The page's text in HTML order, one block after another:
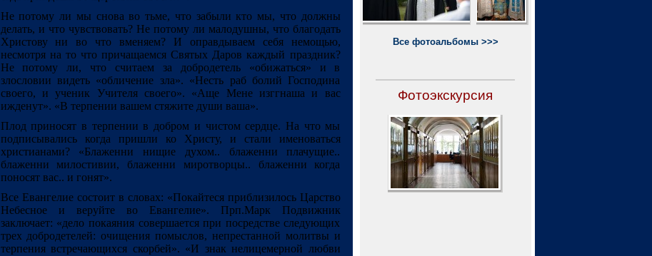
Не потому ли мы снова во тьме, что забыли кто мы, что должны
делать, и что чувствовать? Не потому ли малодушны, что благодать
Христову ни во что вменяем? И оправдываем себя немощью,
несмотря на то что причащаемся Святых Даров каждый праздник?
Не потому ли, что считаем за добродетель «обижаться» и в
злословии видеть «обличение зла». «Несть раб болий Господина
своего, и ученик Учителя своего». «Аще Мене изггнаша и вас
ижденут». «В терпении вашем стяжите души ваша».
Плод приносят в терпении в добром и чистом сердце. На что мы
подписывались когда пришли ко Христу, и стали именоваться
христианами? «Блаженни нищие духом.. блаженни плачущие..
блаженни милостивии, блаженни миротворцы.. блаженни когда
поносят вас.. и гонят».
Все Евангелие состоит в словах: «Покайтеся приблизилось Царство
Небесное и веруйте во Евангелие». Прп.Марк Подвижник
заключает: «дело покаяния совершается при посредстве следующих
трех добродетелей: очищения помыслов, непрестанной молитвы и
терпения встречающихся скорбей». «И знак нелицемерной любви
Все фотоальбомы >>>
Фотоэкскурсия